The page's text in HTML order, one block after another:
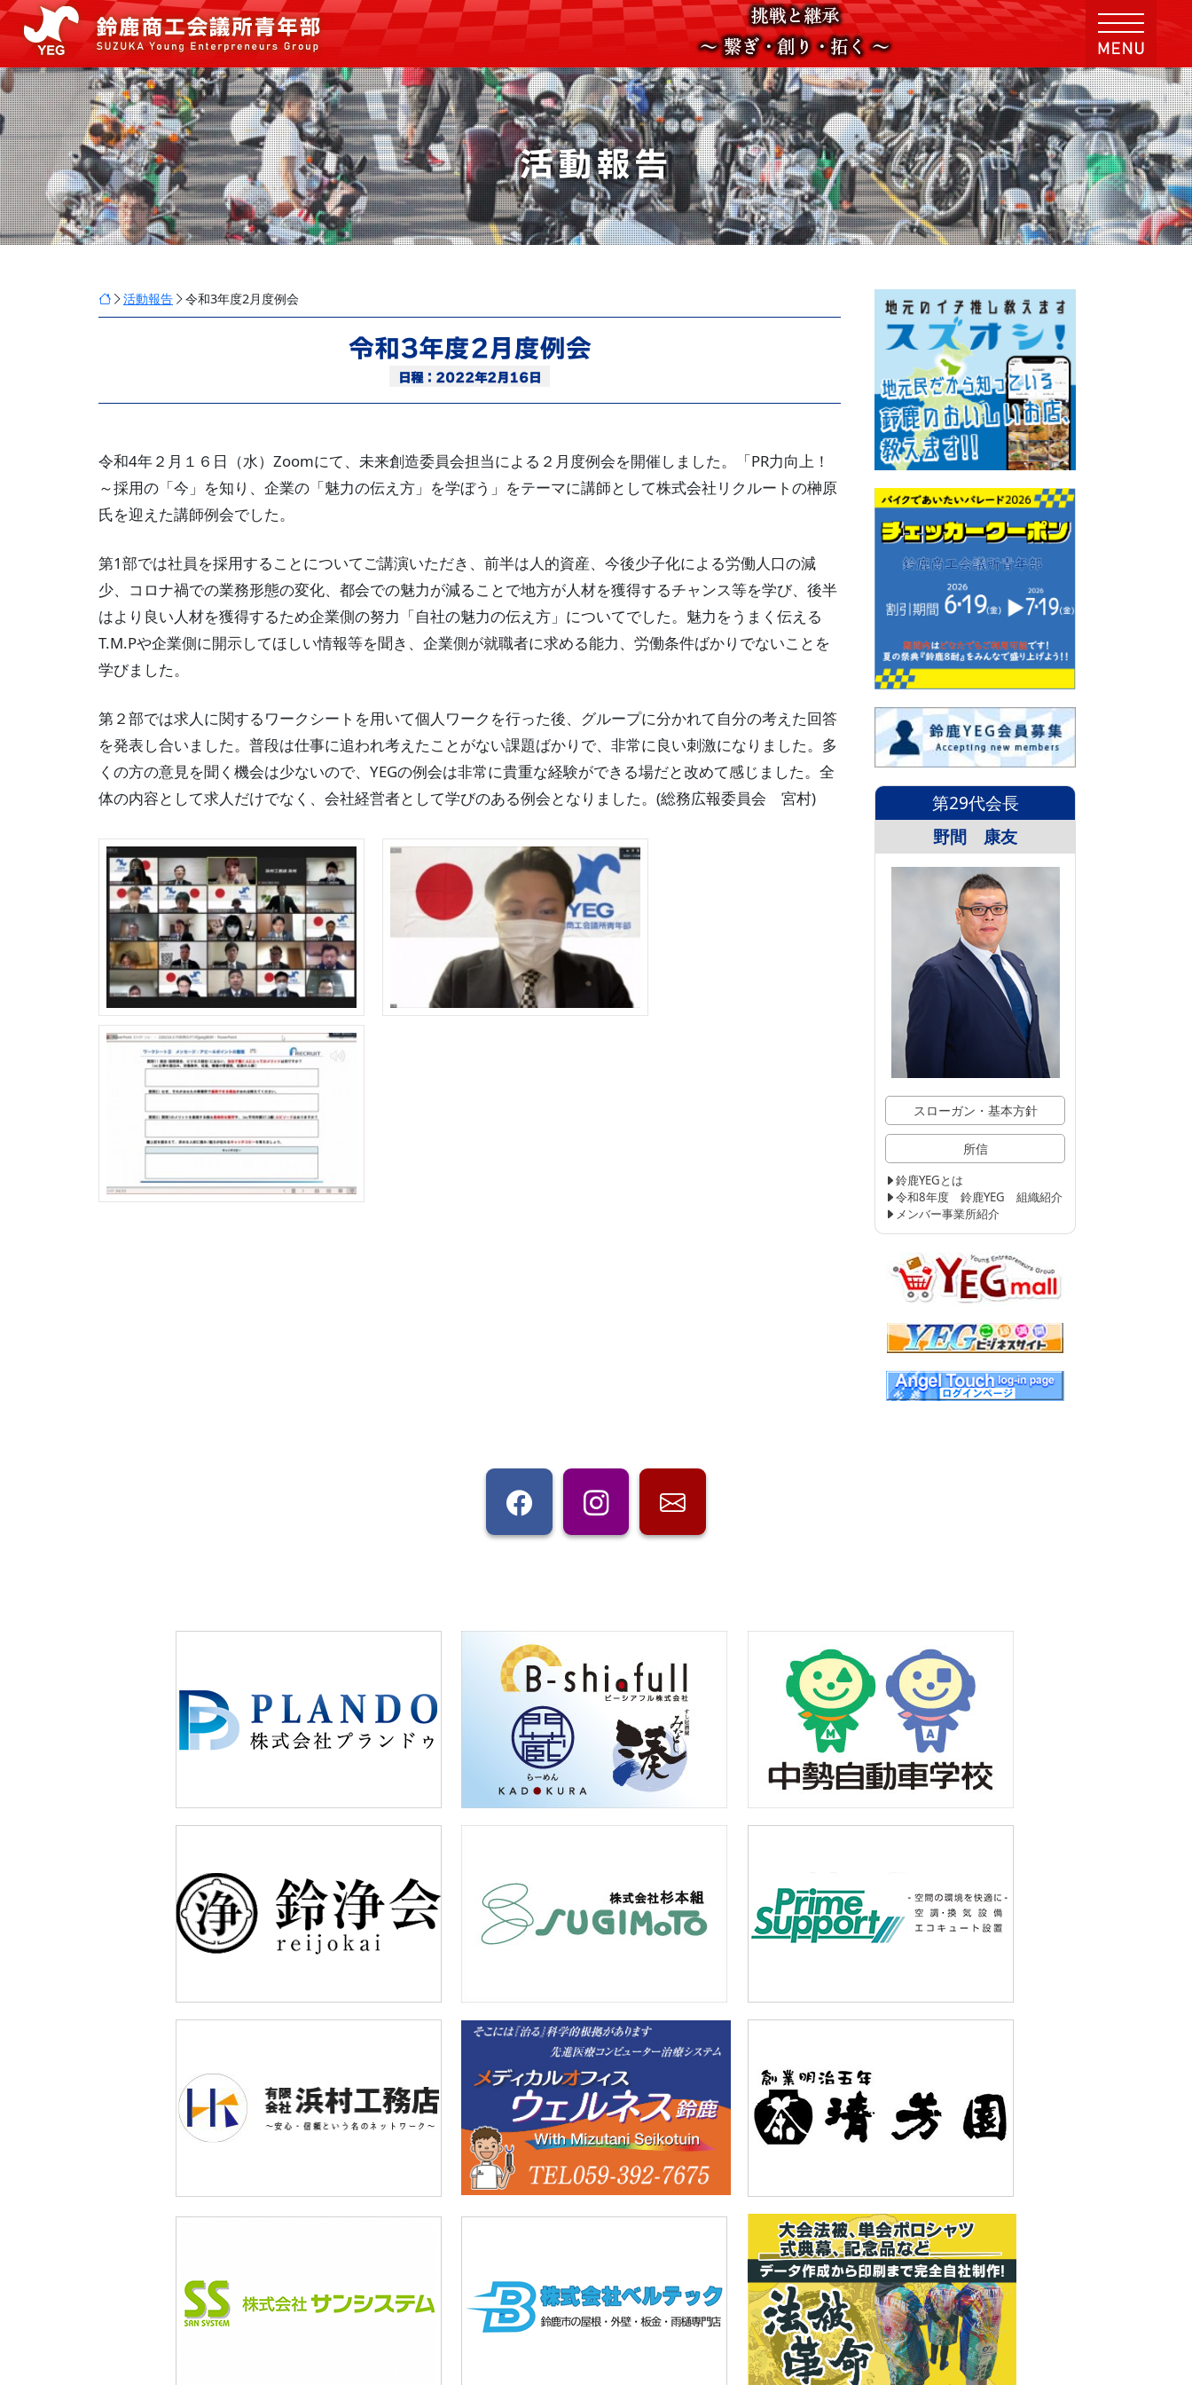
活動報告
活動報告 令和3年度2月度例会
令和3年度2月度例会
日程：2022年2月16日
令和4年２月１６日（水）Zoomにて、未来創造委員会担当による２月度例会を開催しました。「PR力向上！
～採用の「今」を知り、企業の「魅力の伝え方」を学ぼう」をテーマに講師として株式会社リクルートの榊原
氏を迎えた講師例会でした。
第1部では社員を採用することについてご講演いただき、前半は人的資産、今後少子化による労働人口の減
少、コロナ禍での業務形態の変化、都会での魅力が減ることで地方が人材を獲得するチャンス等を学び、後半
はより良い人材を獲得するため企業側の努力「自社の魅力の伝え方」についてでした。魅力をうまく伝える
T.M.Pや企業側に開示してほしい情報等を聞き、企業側が就職者に求める能力、労働条件ばかりでないことを
学びました。
第２部では求人に関するワークシートを用いて個人ワークを行った後、グループに分かれて自分の考えた回答
を発表し合いました。普段は仕事に追われ考えたことがない課題ばかりで、非常に良い刺激になりました。多
くの方の意見を聞く機会は少ないので、YEGの例会は非常に貴重な経験ができる場だと改めて感じました。全
体の内容として求人だけでなく、会社経営者として学びのある例会となりました。(総務広報委員会 宮村)
第29代会長
野間 康友
スローガン・基本方針
所信
鈴鹿YEGとは
令和8年度 鈴鹿YEG 組織紹介
メンバー事業所紹介